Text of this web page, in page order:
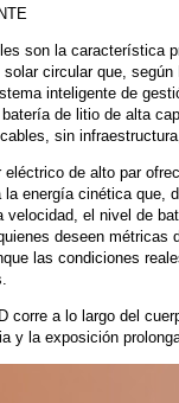
son la característica
circular que,
inteligente de
de litio de alta
sin
de alto par
la energía cinética que,
velocidad, el nivel de
deseen
las condiciones
corre a lo largo del
y la exposición